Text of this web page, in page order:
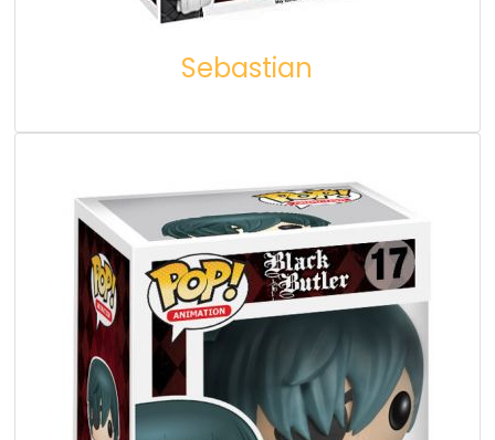
Sebastian